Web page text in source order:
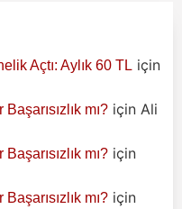
Açtı: Aylık 60 TL için
mı? için Ali
mı? için
mı? için